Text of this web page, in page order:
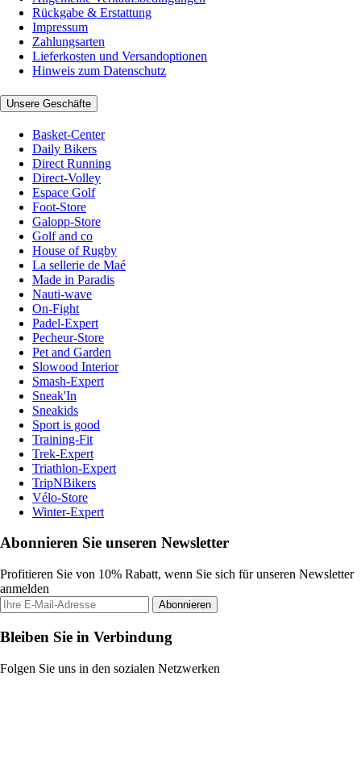
Rückgabe & Erstattung
Impressum
Zahlungsarten
Lieferkosten und Versandoptionen
Hinweis zum Datenschutz
Unsere Geschäfte
Basket-Center
Daily Bikers
Direct Running
Direct-Volley
Espace Golf
Foot-Store
Galopp-Store
Golf and co
House of Rugby
La sellerie de Maé
Made in Paradis
Nauti-wave
On-Fight
Padel-Expert
Pecheur-Store
Pet and Garden
Slowood Interior
Smash-Expert
Sneak'In
Sneakids
Sport is good
Training-Fit
Trek-Expert
Triathlon-Expert
TripNBikers
Vélo-Store
Winter-Expert
Abonnieren Sie unseren Newsletter
Profitieren Sie von 10% Rabatt, wenn Sie sich für unseren Newsletter
anmelden
Abonnieren
Bleiben Sie in Verbindung
Folgen Sie uns in den sozialen Netzwerken